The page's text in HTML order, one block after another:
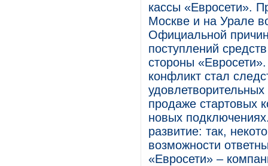
кассы «Евросети».
Москве и на Урале
Официальной
поступлений
стороны
конфликт стал
продаже стартовых
новых
развитие: так,
возможности
«Евросети» –